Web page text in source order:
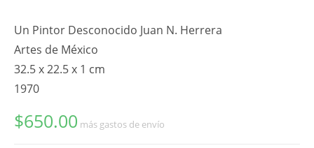
Un Pintor Desconocido Juan N. Herrera
Artes de México
32.5 x 22.5 x 1 cm
1970
$650.00 más gastos de envío